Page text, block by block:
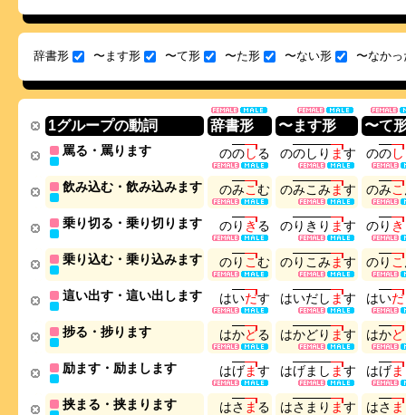
辞書形 〜ます形 〜て形 〜た形 〜ない形 〜なかっ
1グループの動詞 辞書形 〜ます形 〜て
罵る・罵ります ののしる ののし り ます ののし
飲み込む・飲み込みます のみこむ のみこ みます のみこ
乗り切る・乗り切ります のり きる のり き り ます のり き
乗り込む・乗り込みます のり こむ のり こ みます のり こ
這い出す・這い出します はいだす はいだし ます はいだ
捗る・捗ります はかどる はかどり ます はかど
励ます・励まします はげます はげま し ます はげま
挟まる・挟まります はさ まる はさ ま り ます はさ ま